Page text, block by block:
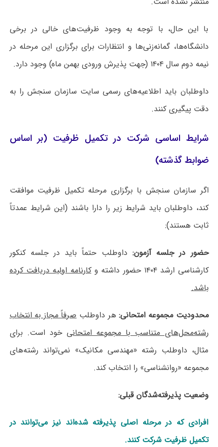
با این حال، با توجه به وجود ظرفیت‌های خالی در برخی
دانشگاه‌ها، گمانه‌زنی‌ها و انتظارات برای برگزاری این مرحله در
نیمه دوم سال ۱۴۰۴ (جهت پذیرش ورودی بهمن ماه) وجود دارد.
داوطلبان باید اطلاعیه‌های رسمی سایت سازمان سنجش را به
دقت پیگیری کنند.
شرایط اساسی شرکت در تکمیل ظرفیت (بر اساس
ضوابط گذشته)
اگر سازمان سنجش با برگزاری مرحله تکمیل ظرفیت موافقت
کند، داوطلبان باید شرایط زیر را دارا باشند (این شرایط عمدتاً
ثابت هستند):
حضور در جلسه آزمون: داوطلب حتماً باید در جلسه کنکور
کارشناسی ارشد ۱۴۰۴ حضور داشته و
کارنامه اولیه دریافت کرده
باشد.
محدودیت مجموعه امتحانی:هر داوطلبصرفاً مجاز به انتخاب
رشته‌محل‌های متناسب با مجموعه امتحانی خود است. برای
مثال، داوطلب رشته «مهندسی مکانیک» نمی‌تواند رشته‌های
مجموعه «روانشناسی» را انتخاب کند.
وضعیت پذیرفته‌شدگان قبلی:
افرادی که در مرحله اصلی پذیرفته شده‌اند نیز می‌توانند در
تکمیل ظرفیت شرکت کنند.